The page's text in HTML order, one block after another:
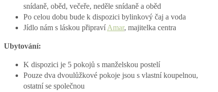
snídaně, oběd, večeře, neděle snídaně a oběd
Po celou dobu bude k dispozici bylinkový čaj a voda
Jídlo nám s láskou připraví Amar, majitelka centra
Ubytování:
K dispozici je 5 pokojů s manželskou postelí
Pouze dva dvoulůžkové pokoje jsou s vlastní koupelnou,
ostatní se společnou